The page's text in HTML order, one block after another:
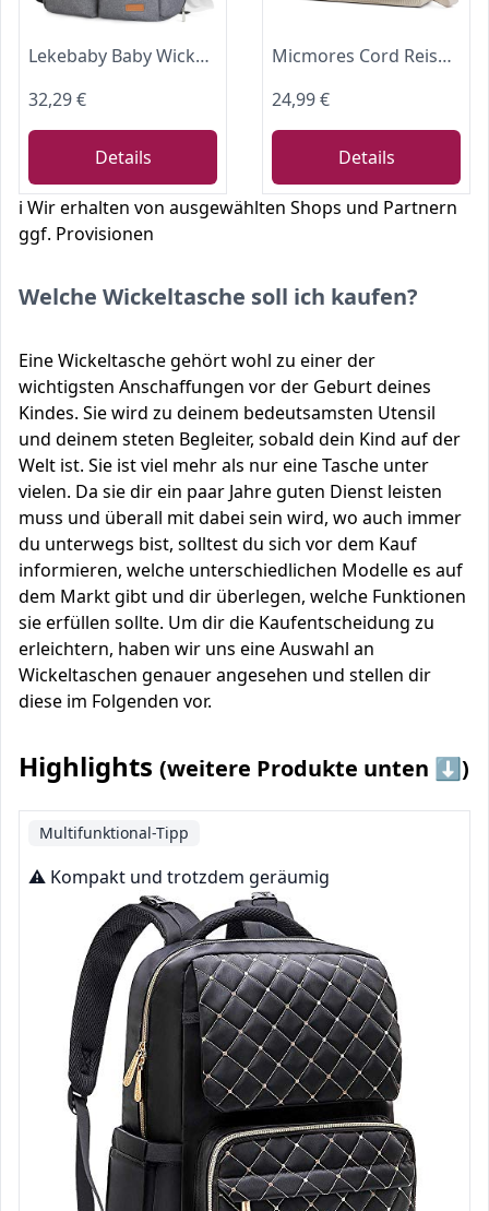
Lekebaby Baby Wickeltasche Bote groß mit Wickelunterlage für Reise, Grau
32,29 €
Details
Micmores Cord Reisetasche, Sporttasche Damen 20L Weekender Wickeltasche, Ryanair Handgepäck 40x20x25, Gym Bag Geburt Krankenhaustasche Mit PVC Nasse Tasche für Fitness (Beige)
24,99 €
Details
ℹ️ Wir erhalten von ausgewählten Shops und Partnern
ggf. Provisionen
Welche Wickeltasche soll ich kaufen?
Eine Wickeltasche gehört wohl zu einer der
wichtigsten Anschaffungen vor der Geburt deines
Kindes. Sie wird zu deinem bedeutsamsten Utensil
und deinem steten Begleiter, sobald dein Kind auf der
Welt ist. Sie ist viel mehr als nur eine Tasche unter
vielen. Da sie dir ein paar Jahre guten Dienst leisten
muss und überall mit dabei sein wird, wo auch immer
du unterwegs bist, solltest du sich vor dem Kauf
informieren, welche unterschiedlichen Modelle es auf
dem Markt gibt und dir überlegen, welche Funktionen
sie erfüllen sollte. Um dir die Kaufentscheidung zu
erleichtern, haben wir uns eine Auswahl an
Wickeltaschen genauer angesehen und stellen dir
diese im Folgenden vor.
Highlights (weitere Produkte unten ⬇️)
Multifunktional-Tipp
⚠️ Kompakt und trotzdem geräumig